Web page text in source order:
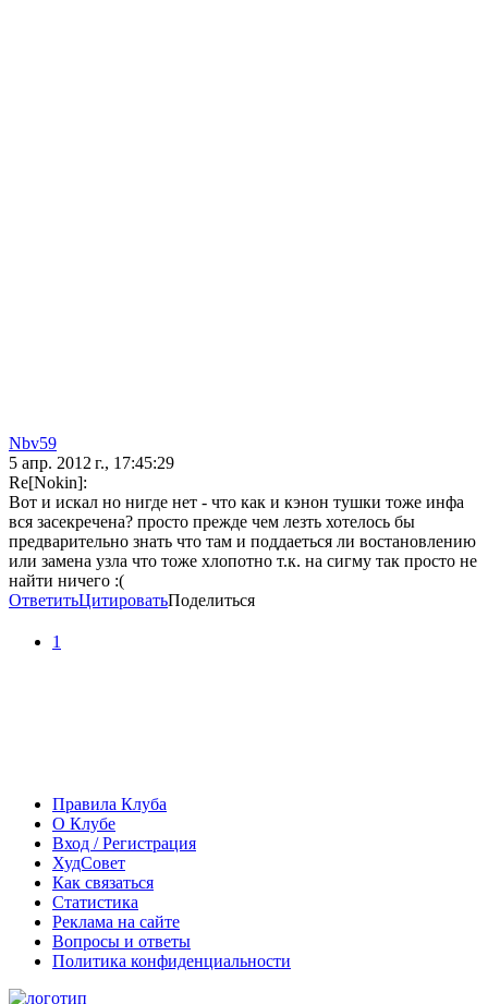
Nbv59
5 апр. 2012 г., 17:45:29
Re[Nokin]:
Вот и искал но нигде нет - что как и кэнон тушки тоже инфа
вся засекречена? просто прежде чем лезть хотелось бы
предварительно знать что там и поддаеться ли востановлению
или замена узла что тоже хлопотно т.к. на сигму так просто не
найти ничего :(
ОтветитьЦитироватьПоделиться
1
Правила Клуба
О Клубе
Вход / Регистрация
ХудСовет
Как связаться
Статистика
Реклама на сайте
Вопросы и ответы
Политика конфиденциальности